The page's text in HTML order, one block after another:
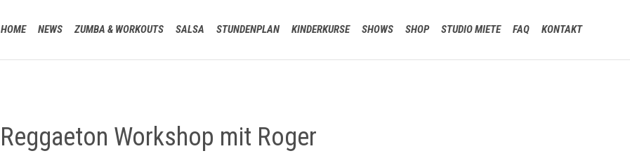
HOME NEWS ZUMBA & WORKOUTS SALSA STUNDENPLAN KINDERKURSE SHOWS SHOP STUDIO MIETE FAQ KONTAKT
Reggaeton Workshop mit Roger